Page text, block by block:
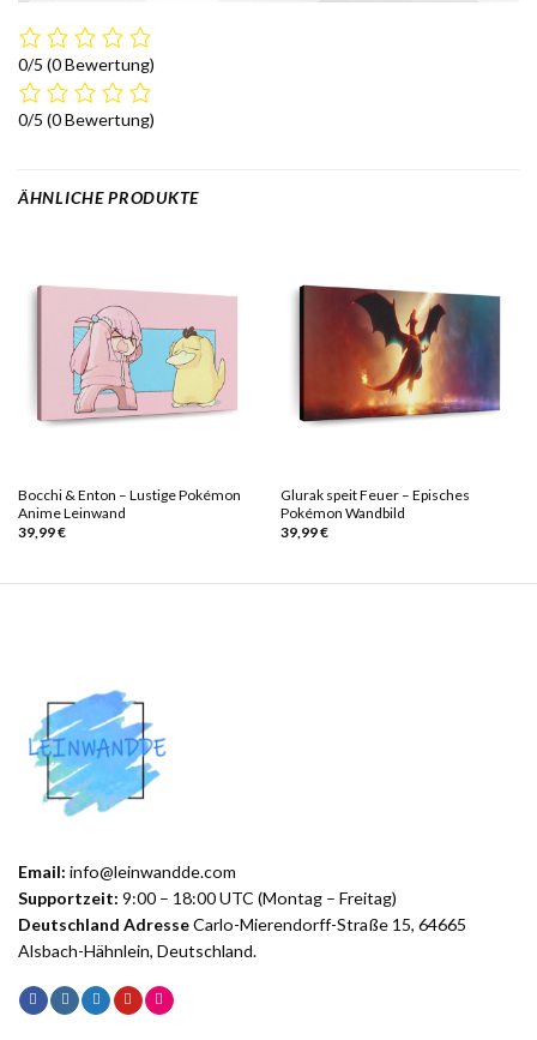
0/5 (0 Bewertung)
0/5 (0 Bewertung)
ÄHNLICHE PRODUKTE
Bocchi & Enton – Lustige Pokémon
Anime Leinwand
39,99€
Glurak speit Feuer – Episches
Pokémon Wandbild
39,99€
Email: info@leinwandde.com
Supportzeit: 9:00 – 18:00 UTC (Montag – Freitag)
Deutschland AdresseCarlo-Mierendorff-Straße 15, 64665
Alsbach-Hähnlein, Deutschland.